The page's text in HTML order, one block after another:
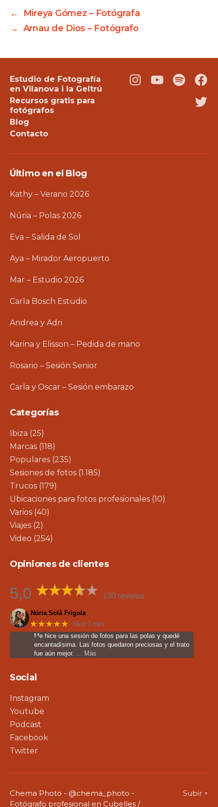
←
Mireya Gómez – Fotógrafa
→ Arnau de Dios – Fotógrafo
Estudio de Fotografía
en Vilanova i la Geltrú
Recursos gratis para
fotógrafos
Blog
Contacto
Instagram
YoutubePodcast
Último en el Blog
Kathy – Verano 2026
Núria – Polas 2026
Eva – Salida de Sol
Aya – Mirador Aeropuerto
Mar – Estudio 2026
Carla Bosch Estudio
Andrea y Adri
Karina y Elisson – Pedida de mano
Rosario – Sesión Senior
Carla y Oscar – Sesión embarazo
Categorías
Ibiza (25)
Marcas (118)
Populares (235)
Sesiones de fotos (1.185)
Trucos (179)
Ubicaciones para fotos profesionales (10)
Varios (40)
Viajes (2)
Video (254)
Opiniones de clientes
5,0 130 reviews
Núria Solà Frigola
★★★★★ Hace 1 mes
Me hice una sesión de fotos para las polas y quedé
encantadísima. Las fotos quedaron preciosas y el trato
fue aún mejor. … Más
Social
Instagram
Youtube
Podcast
Facebook
Twitter
Chema Photo - @chema_photo -
Fotógrafo profesional en Cubelles /
Subir ↑